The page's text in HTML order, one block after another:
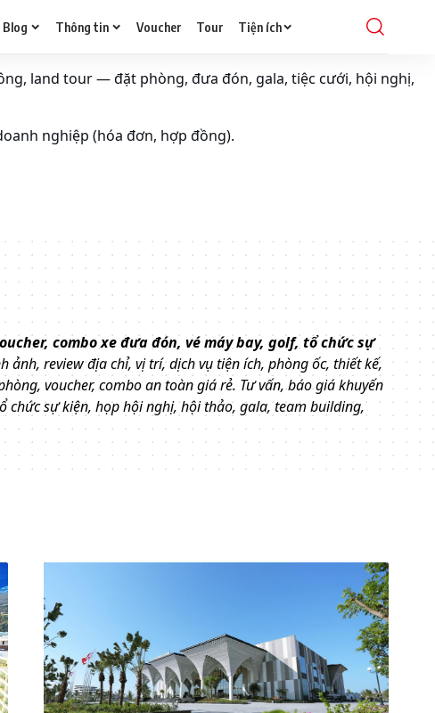
Blog Thông tin Voucher Tour Tiện ích
land tour — đặt phòng, đưa đón, gala, tiệc cưới, hội nghị,
nghiệp (hóa đơn, hợp đồng).
combo xe đưa đón, vé máy bay, golf, tổ chức sự
ảnh, review địa chỉ, vị trí, dịch vụ tiện ích, phòng ốc, thiết kế,
voucher, combo an toàn giá rẻ. Tư vấn, báo giá khuyến
chức sự kiện, họp hội nghị, hội thảo, gala, team building,